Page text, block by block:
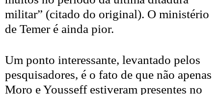
militar” (citado do original). O ministério
de Temer é ainda pior.
Um ponto interessante, levantado pelos
pesquisadores, é o fato de que não apenas
Moro e Yousseff estiveram presentes no